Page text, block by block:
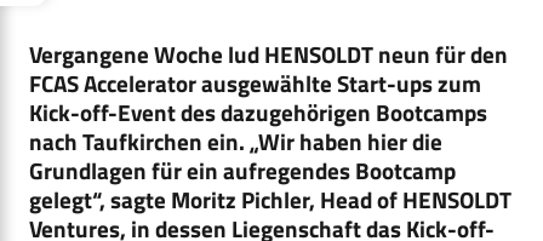
Vergangene Woche lud HENSOLDT neun für den
FCAS Accelerator ausgewählte Start-ups zum
Kick-off-Event des dazugehörigen Bootcamps
nach Taufkirchen ein. „Wir haben hier die
Grundlagen für ein aufregendes Bootcamp
gelegt“, sagte Moritz Pichler, Head of HENSOLDT
Ventures, in dessen Liegenschaft das Kick-off-